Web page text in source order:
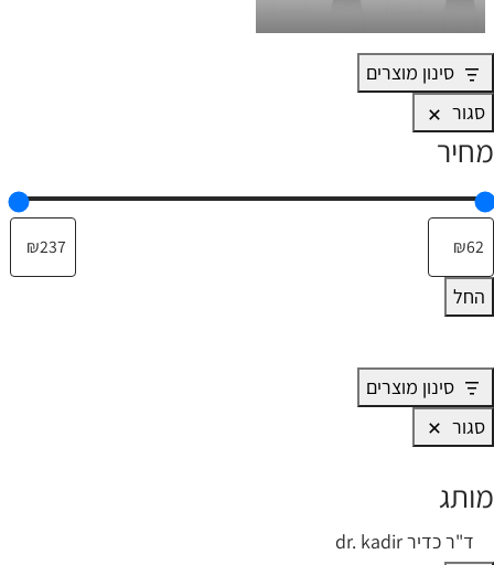
סינון מוצרים
סגור
מחיר
החל
סינון מוצרים
סגור
מותג
מותגד"ר כדיר dr. kadir